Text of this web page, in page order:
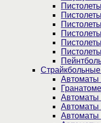
Автоматы
Автоматы
Автоматы
Автоматы